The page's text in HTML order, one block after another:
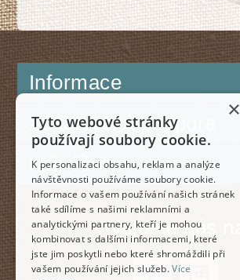
Informace
Zákaznická podpora
Můj účet
Najdete nás na
×
Tyto webové stránky
používají soubory cookie.
K personalizaci obsahu, reklam a analýze
návštěvnosti používáme soubory cookie.
Informace o vašem používání našich stránek
také sdílíme s našimi reklamními a
analytickými partnery, kteří je mohou
kombinovat s dalšími informacemi, které
jste jim poskytli nebo které shromáždili při
vašem používání jejich služeb.Více